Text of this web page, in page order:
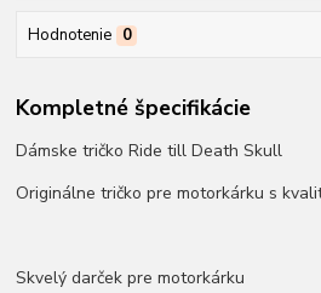
Hodnotenie 0
Kompletné špecifikácie
Dámske tričko Ride till Death Skull
Originálne tričko pre motorkárku s
Skvelý darček pre motorkárku